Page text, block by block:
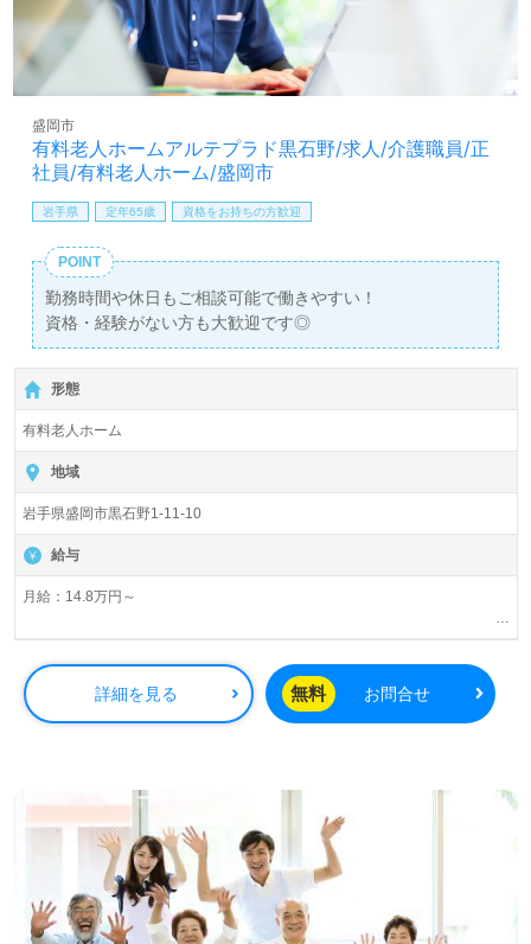
料サービスをご利用いただけます。＜非公開求人も取扱い
あり！＞"転職支援"のプロと一緒に転職活動！お問い合わ
せお待ちしております。
有料老人ホームアルテプラド黒石野/求人/介護職員/正
社員/有料老人ホーム/盛岡市
盛岡市
岩手県 定年65歳 資格をお持ちの方歓迎
POINT
勤務時間や休日もご相談可能で働きやすい！
資格・経験がない方も大歓迎です◎
形態
有料老人ホーム
地域
岩手県盛岡市黒石野1-11-10
給与
月給：14.8万円～
基本給与 ￥129,000～
資格手当 ￥2,000～5,000 夜勤手当 ￥5,000/回、職務手当 ￥5,000、
処遇改善加算手当 ～￥10,000
賞与年2回、1か月分
詳細を見る 無料 お問合せ